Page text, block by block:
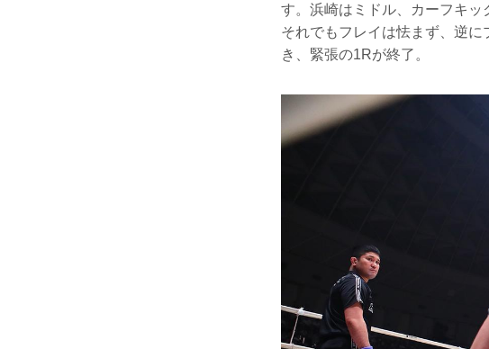
す。浜崎はミドル、カーフキッ
それでもフレイは怯まず、逆
き、緊張の1Rが終了。